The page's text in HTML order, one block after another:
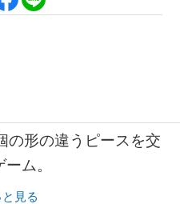
の形の違うピースを交
ム。
と見る